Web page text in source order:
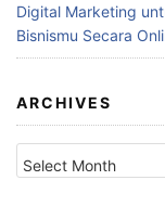
Digital Marketing
Bisnismu Secara
ARCHIVES
Archives